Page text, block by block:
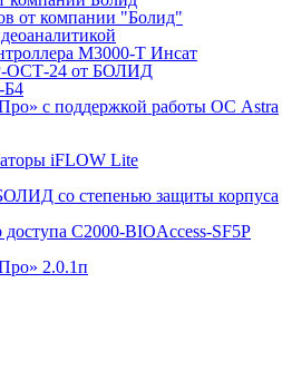
от компании "Болид"
М3000-Т Инсат
ОСТ-24 от БОЛИД
Б4
с поддержкой работы ОС Astra
iFLOW Lite
со степенью защиты корпуса
С2000-BIOAccess-SF5P
2.0.1п